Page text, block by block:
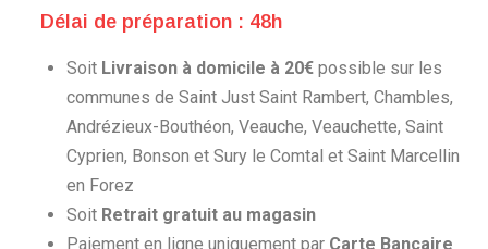
Délai de préparation : 48h
Soit Livraison à domicile à 20€ possible sur les
communes de Saint Just Saint Rambert, Chambles,
Andrézieux-Bouthéon, Veauche, Veauchette, Saint
Cyprien, Bonson et Sury le Comtal et Saint Marcellin
en Forez
Soit Retrait gratuit au magasin
Paiement en ligne uniquement par Carte Bancaire